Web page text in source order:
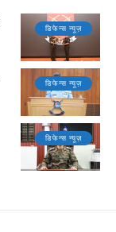
डिफेन्स न्यूज़
डिफेन्स न्यूज़
डिफेन्स न्यूज़